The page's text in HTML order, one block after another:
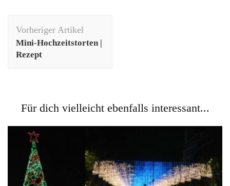
Vorheriger Artikel
Mini-Hochzeitstorten |
Rezept
Für dich vielleicht ebenfalls interessant...